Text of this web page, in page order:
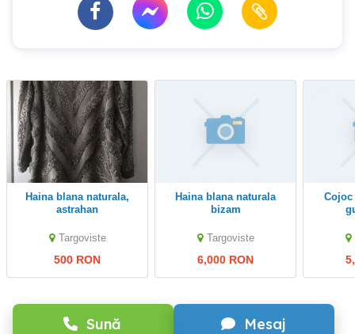
Sună Mesaj
Haina blana naturala,
astrahan
Targoviste
500 RON
Haina blana naturala
bizam
Targoviste
6,000 RON
Cojoc lung dama cu